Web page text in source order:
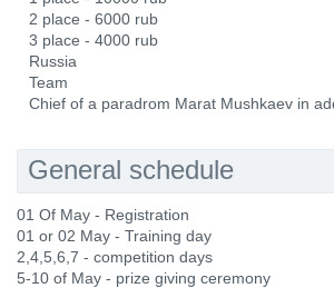
2 place - 6000 rub
3 place - 4000 rub
Russia
Team
Сhief of a paradrom Marat Mushkaev in
General schedule
01 Of May - Registration
01 or 02 Маy - Training day
2,4,5,6,7 - competition days
5-10 of May - prize giving ceremony